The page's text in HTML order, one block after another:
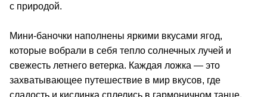
с природой.
Мини-баночки наполнены яркими вкусами ягод,
которые вобрали в себя тепло солнечных лучей и
свежесть летнего ветерка. Каждая ложка — это
захватывающее путешествие в мир вкусов, где
сладость и кислинка сплелись в гармоничном танце.